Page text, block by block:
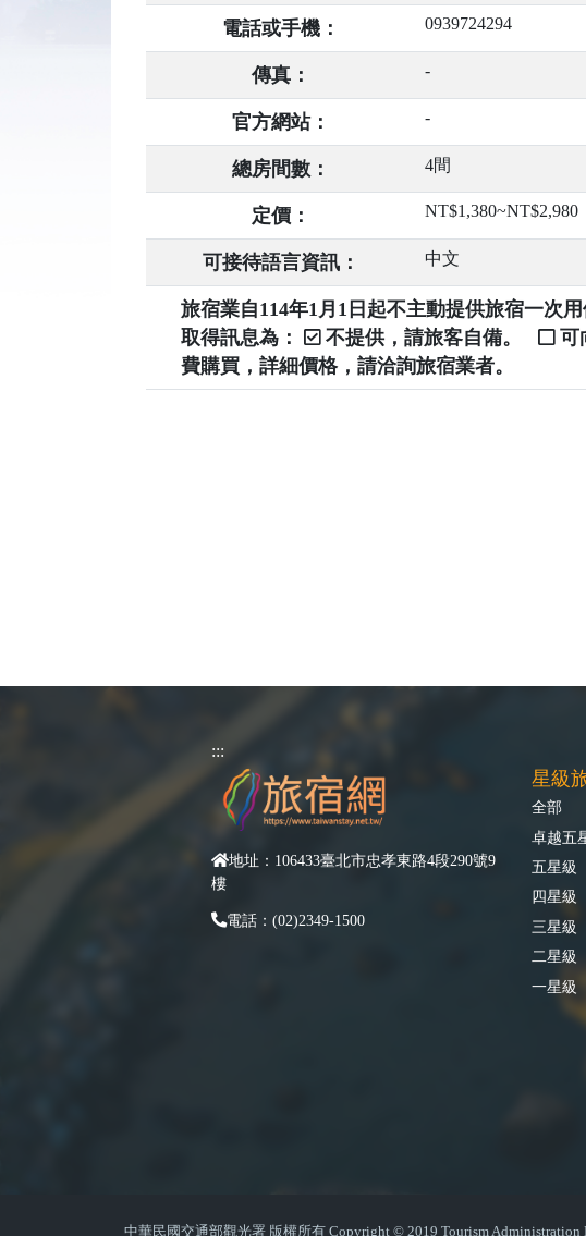
電話或手機： 0939724294
傳真： -
官方網站： -
總房間數： 4間
定價： NT$1,380~NT$2,980
可接待語言資訊： 中文
旅宿業自114年1月1日起不主動提供旅宿一次
取得訊息為：
不提供，請旅客自備。 可
費購買，詳細價格，請洽詢旅宿業者。
:::
地址：106433臺北市忠孝東路4段290號9
樓
電話：(02)2349-1500
星級
全部
卓越五
五星級
四星級
三星級
二星級
一星級
中華民國交通部觀光署 版權所有 Copyright © 2019 Tourism